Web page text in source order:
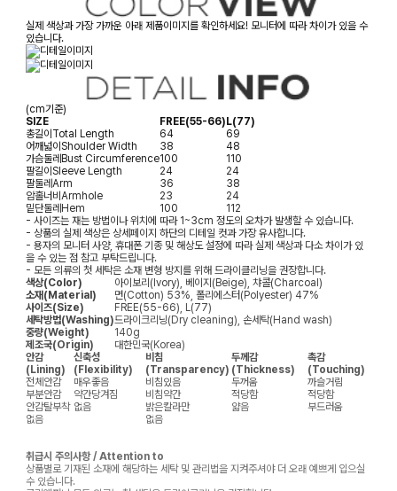
실제 색상과 가장 가까운 아래 제품이미지를 확인하세요! 모니터에 따라 차이가 있을 수
있습니다.
(cm기준)
SIZE
FREE(55-66)L(77)
총길이Total Length 64
69
어깨넓이Shoulder Width 38
48
가슴둘레Bust Circumference100
110
팔길이Sleeve Length 24
24
팔둘레Arm 36
38
암홀너비Armhole 23
24
밑단둘레Hem 100
112
- 사이즈는 재는 방법이나 위치에 따라 1~3cm 정도의 오차가 발생할 수 있습니다.
- 상품의 실제 색상은 상세페이지 하단의 디테일 컷과 가장 유사합니다.
- 용자의 모니터 사양, 휴대폰 기종 및 해상도 설정에 따라 실제 색상과 다소 차이가 있
을 수 있는 점 참고 부탁드립니다.
- 모든 의류의 첫 세탁은 소재 변형 방지를 위해 드라이클리닝을 권장합니다.
색상(Color)
아이보리(Ivory), 베이지(Beige), 챠콜(Charcoal)
소재(Material)
면(Cotton) 53%, 폴리에스터(Polyester) 47%
사이즈(Size)
FREE(55-66), L(77)
세탁방법(Washing)드라이크리닝(Dry cleaning), 손세탁(Hand wash)
중량(Weight)
140g
제조국(Origin)
대한민국(Korea)
안감
(Lining)
신축성
(Flexibility)
비침
(Transparency)
두께감
(Thickness)
촉감
(Touching)
전체안감
매우좋음 비침있음 두꺼움
까슬거림
부분안감
약간당겨짐 비침약간 적당함
적당함
안감탈부착 없음 밝은칼라만 얇음
부드러움
없음
없음
취급시 주의사항 / Attention to
상품별로 기재된 소재에 해당하는 세탁 및 관리법을 지켜주셔야 더 오래 예쁘게 입으실
수 있습니다.